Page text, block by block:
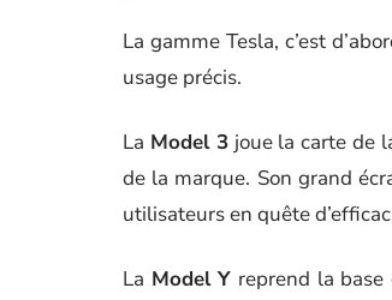
La gamme Tesla, c’est
usage précis.
La Model 3joue la carte de
de la marque. Son grand
utilisateurs en quête
La Model Y reprend la